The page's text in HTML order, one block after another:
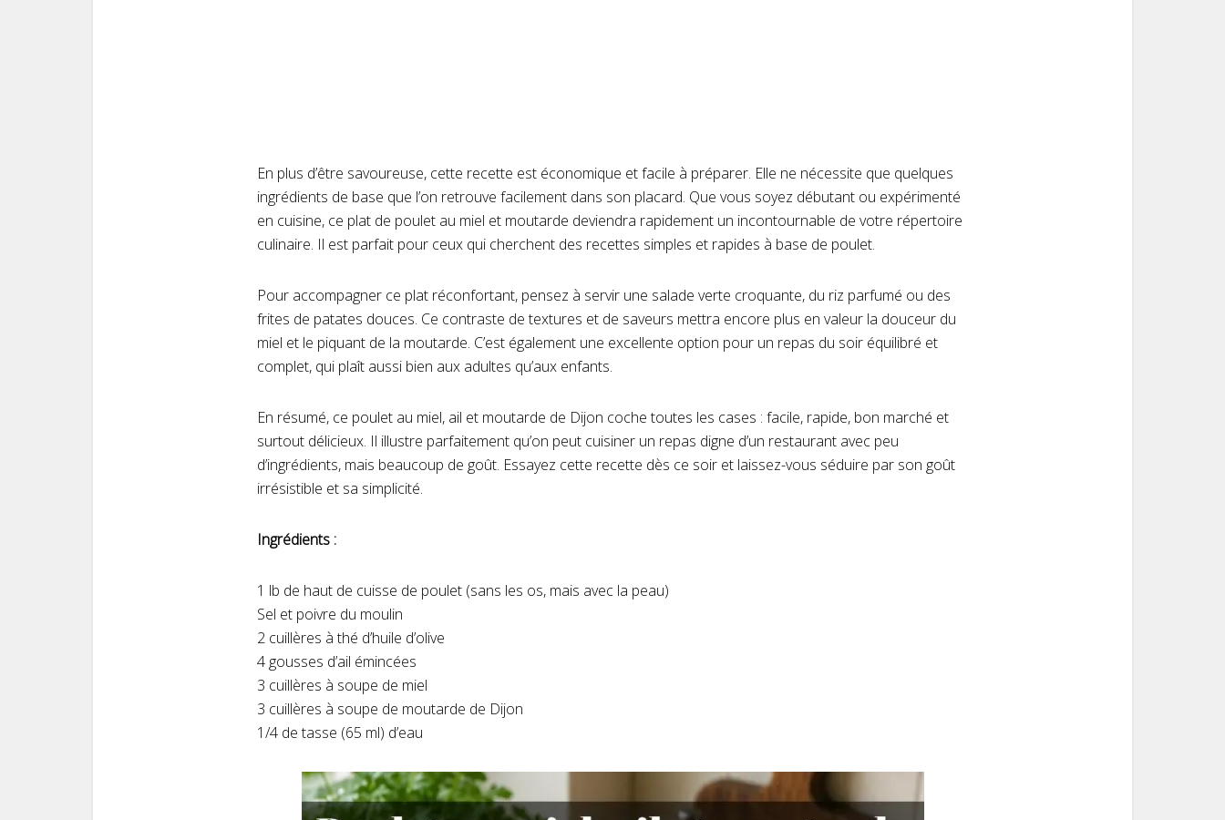
En plus d’être savoureuse, cette recette est économique et facile à préparer. Elle ne nécessite que quelques
ingrédients de base que l’on retrouve facilement dans son placard. Que vous soyez débutant ou expérimenté
en cuisine, ce plat de poulet au miel et moutarde deviendra rapidement un incontournable de votre répertoire
culinaire. Il est parfait pour ceux qui cherchent des recettes simples et rapides à base de poulet.
Pour accompagner ce plat réconfortant, pensez à servir une salade verte croquante, du riz parfumé ou des
frites de patates douces. Ce contraste de textures et de saveurs mettra encore plus en valeur la douceur du
miel et le piquant de la moutarde. C’est également une excellente option pour un repas du soir équilibré et
complet, qui plaît aussi bien aux adultes qu’aux enfants.
En résumé, ce poulet au miel, ail et moutarde de Dijon coche toutes les cases : facile, rapide, bon marché et
surtout délicieux. Il illustre parfaitement qu’on peut cuisiner un repas digne d’un restaurant avec peu
d’ingrédients, mais beaucoup de goût. Essayez cette recette dès ce soir et laissez-vous séduire par son goût
irrésistible et sa simplicité.
Ingrédients :
1 lb de haut de cuisse de poulet (sans les os, mais avec la peau)
Sel et poivre du moulin
2 cuillères à thé d’huile d’olive
4 gousses d’ail émincées
3 cuillères à soupe de miel
3 cuillères à soupe de moutarde de Dijon
1/4 de tasse (65 ml) d’eau